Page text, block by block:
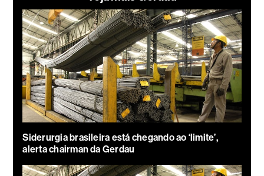
Siderurgia brasileira está chegando ao ‘limite’,
alerta chairman da Gerdau